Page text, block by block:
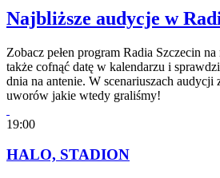
Najbliższe audycje w
Zobacz pełen program Radia Szczecin
także cofnąć datę w kalendarzu i
dnia na antenie. W scenariuszach audycji
uworów jakie wtedy graliśmy!
19:00
HALO, STADION